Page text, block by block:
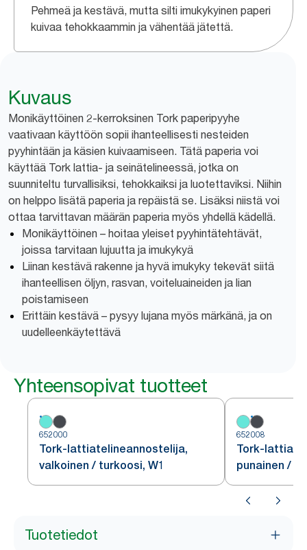
Pehmeä ja kestävä, mutta silti imukykyinen paperi
kuivaa tehokkaammin ja vähentää jätettä.
Kuvaus
Monikäyttöinen 2-kerroksinen Tork paperipyyhe
vaativaan käyttöön sopii ihanteellisesti nesteiden
pyyhintään ja käsien kuivaamiseen. Tätä paperia voi
käyttää Tork lattia- ja seinätelineessä, jotka on
suunniteltu turvallisiksi, tehokkaiksi ja luotettaviksi. Niihin
on helppo lisätä paperia ja repäistä se. Lisäksi niistä voi
ottaa tarvittavan määrän paperia myös yhdellä kädellä.
Monikäyttöinen – hoitaa yleiset pyyhintätehtävät,
joissa tarvitaan lujuutta ja imukykyä
Liinan kestävä rakenne ja hyvä imukyky tekevät siitä
ihanteellisen öljyn, rasvan, voiteluaineiden ja lian
poistamiseen
Erittäin kestävä – pysyy lujana myös märkänä, ja on
uudelleenkäytettävä
Yhteensopivat tuotteet
652000
Tork-lattiatelineannostelija,
valkoinen / turkoosi, W1
652008
Tork-
punainen /
Tuotetiedot